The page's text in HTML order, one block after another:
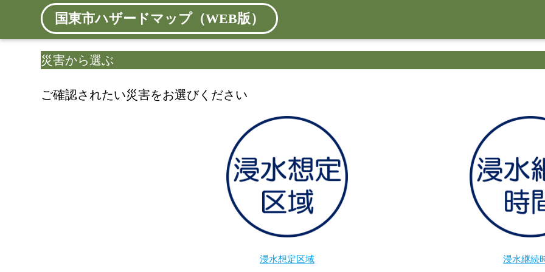
国東市ハザードマップ（WEB版）
災害から選ぶ
ご確認されたい災害をお選びください
浸水想定区域 浸水継続